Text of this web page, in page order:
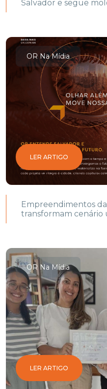
Salvador e segue
OR Na Mídia
LER ARTIGO
Empreendimentos
transformam cenário
OR Na Mídia
LER ARTIGO